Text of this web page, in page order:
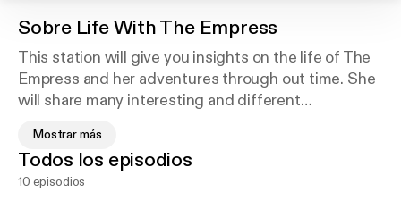
Sobre Life With The Empress
This station will give you insights on the life of The
Empress and her adventures through out time. She
will share many interesting and different
will be an adventure you don’t want to miss! Support
this podcast:https://anchor.fm/the-empress/suppor
t
Mostrar más
Todos los episodios
10 episodios